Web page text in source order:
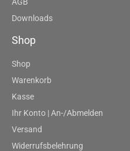
Downloads
Shop
Shop
Warenkorb
Kasse
Ihr Konto | An-/Abmelden
Versand
Widerrufsbelehrung